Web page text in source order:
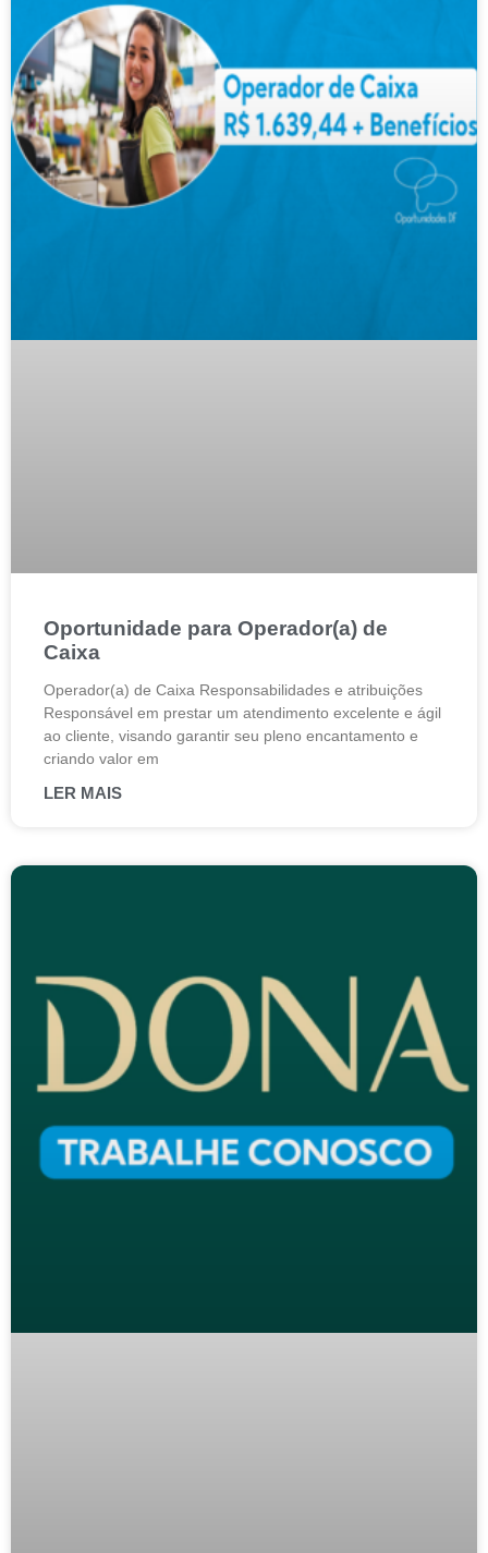
Oportunidade para Operador(a) de
Caixa
Operador(a) de Caixa Responsabilidades e atribuições
Responsável em prestar um atendimento excelente e ágil
ao cliente, visando garantir seu pleno encantamento e
criando valor em
LER MAIS